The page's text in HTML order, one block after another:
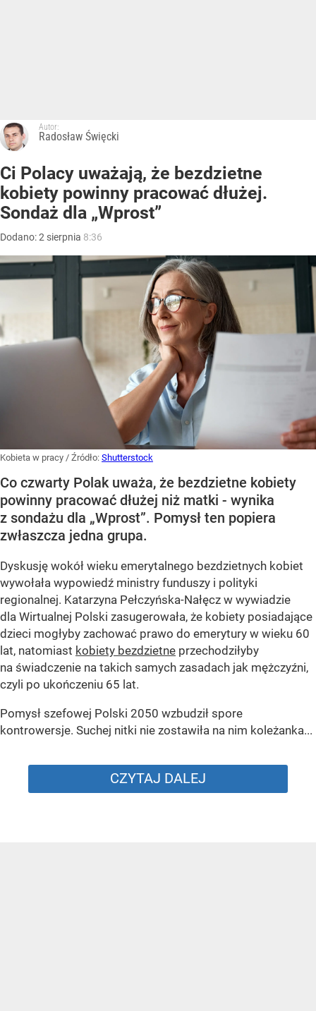
Autor:
Radosław Święcki
Ci Polacy uważają, że bezdzietne
kobiety powinny pracować dłużej.
Sondaż dla „Wprost”
Dodano:2 sierpnia 8:36
Kobieta w pracy / Źródło: Shutterstock
Co czwarty Polak uważa, że bezdzietne kobiety
powinny pracować dłużej niż matki - wynika
z sondażu dla „Wprost”. Pomysł ten popiera
zwłaszcza jedna grupa.
Dyskusję wokół wieku emerytalnego bezdzietnych kobiet
wywołała wypowiedź ministry funduszy i polityki
regionalnej. Katarzyna Pełczyńska-Nałęcz w wywiadzie
dla Wirtualnej Polski zasugerowała, że kobiety posiadające
dzieci mogłyby zachować prawo do emerytury w wieku 60
lat, natomiast kobiety bezdzietne przechodziłyby
na świadczenie na takich samych zasadach jak mężczyźni,
czyli po ukończeniu 65 lat.
Pomysł szefowej Polski 2050 wzbudził spore
kontrowersje. Suchej nitki nie zostawiła na nim koleżanka...
CZYTAJ DALEJ